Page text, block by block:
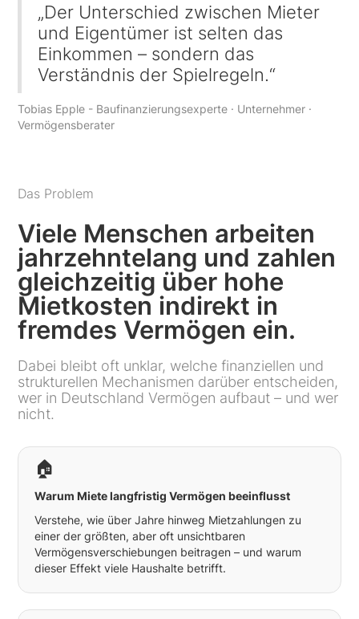
„Der Unterschied zwischen Mieter
und Eigentümer ist selten das
Einkommen – sondern das
Verständnis der Spielregeln.“
Tobias Epple - Baufinanzierungsexperte · Unternehmer ·
Vermögensberater
Das Problem
Viele Menschen arbeiten
jahrzehntelang und zahlen
gleichzeitig über hohe
Mietkosten indirekt in
fremdes Vermögen ein.
Dabei bleibt oft unklar, welche finanziellen und
strukturellen Mechanismen darüber entscheiden,
wer in Deutschland Vermögen aufbaut – und wer
nicht.
🏠
Warum Miete langfristig Vermögen beeinflusst
Verstehe, wie über Jahre hinweg Mietzahlungen zu
einer der größten, aber oft unsichtbaren
Vermögensverschiebungen beitragen – und warum
dieser Effekt viele Haushalte betrifft.